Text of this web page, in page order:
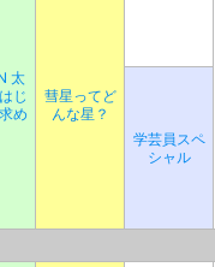
太
じ
め
彗星ってど
んな星？
学芸員スペ
シャル